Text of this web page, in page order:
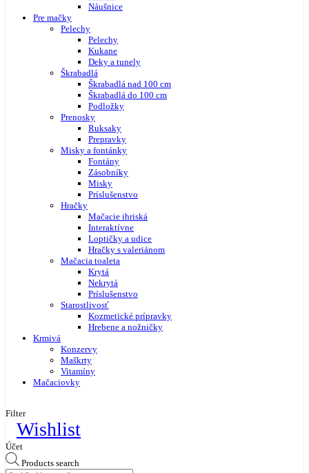
Náušnice
Pre mačky
Pelechy
Pelechy
Kukane
Deky a tunely
Škrabadlá
Škrabadlá nad 100 cm
Škrabadlá do 100 cm
Podložky
Prenosky
Ruksaky
Prepravky
Misky a fontánky
Fontány
Zásobníky
Misky
Príslušenstvo
Hračky
Mačacie ihriská
Interaktívne
Loptičky a udice
Hračky s valeriánom
Mačacia toaleta
Krytá
Nekrytá
Príslušenstvo
Starostlivosť
Kozmetické prípravky
Hrebene a nožničky
Krmivá
Konzervy
Maškrty
Vitamíny
Mačaciovky
Filter
Wishlist
Účet
Products search